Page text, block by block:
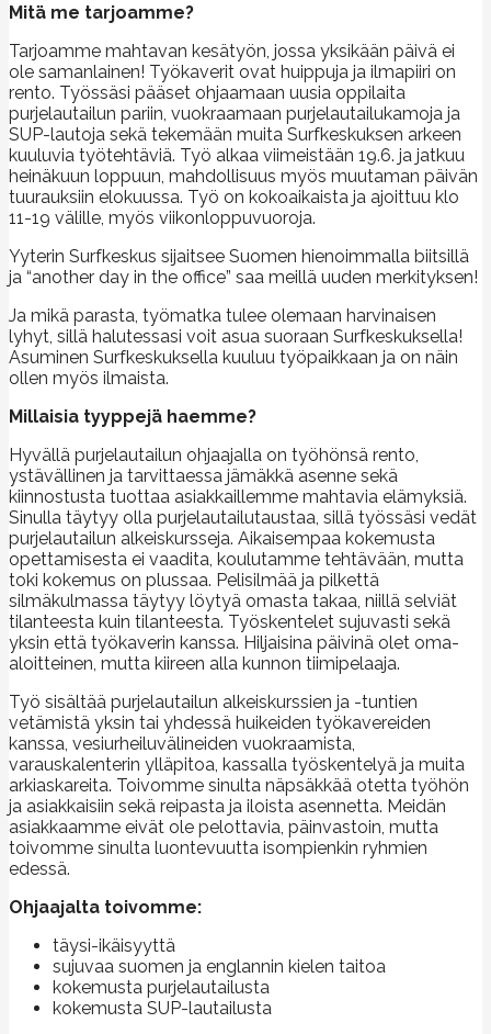
Mitä me tarjoamme?
Tarjoamme mahtavan kesätyön, jossa yksikään päivä ei
ole samanlainen! Työkaverit ovat huippuja ja ilmapiiri on
rento. Työssäsi pääset ohjaamaan uusia oppilaita
purjelautailun pariin, vuokraamaan purjelautailukamoja ja
SUP-lautoja sekä tekemään muita Surfkeskuksen arkeen
kuuluvia työtehtäviä. Työ alkaa viimeistään 19.6. ja jatkuu
heinäkuun loppuun, mahdollisuus myös muutaman päivän
tuurauksiin elokuussa. Työ on kokoaikaista ja ajoittuu klo
11-19 välille, myös viikonloppuvuoroja.
Yyterin Surfkeskus sijaitsee Suomen hienoimmalla biitsillä
ja “another day in the office” saa meillä uuden merkityksen!
Ja mikä parasta, työmatka tulee olemaan harvinaisen
lyhyt, sillä halutessasi voit asua suoraan Surfkeskuksella!
Asuminen Surfkeskuksella kuuluu työpaikkaan ja on näin
ollen myös ilmaista.
Millaisia tyyppejä haemme?
Hyvällä purjelautailun ohjaajalla on työhönsä rento,
ystävällinen ja tarvittaessa jämäkkä asenne sekä
kiinnostusta tuottaa asiakkaillemme mahtavia elämyksiä.
Sinulla täytyy olla purjelautailutaustaa, sillä työssäsi vedät
purjelautailun alkeiskursseja. Aikaisempaa kokemusta
opettamisesta ei vaadita, koulutamme tehtävään, mutta
toki kokemus on plussaa. Pelisilmää ja pilkettä
silmäkulmassa täytyy löytyä omasta takaa, niillä selviät
tilanteesta kuin tilanteesta. Työskentelet sujuvasti sekä
yksin että työkaverin kanssa. Hiljaisina päivinä olet oma-
aloitteinen, mutta kiireen alla kunnon tiimipelaaja.
Työ sisältää purjelautailun alkeiskurssien ja -tuntien
vetämistä yksin tai yhdessä huikeiden työkavereiden
kanssa, vesiurheiluvälineiden vuokraamista,
varauskalenterin ylläpitoa, kassalla työskentelyä ja muita
arkiaskareita. Toivomme sinulta näpsäkkää otetta työhön
ja asiakkaisiin sekä reipasta ja iloista asennetta. Meidän
asiakkaamme eivät ole pelottavia, päinvastoin, mutta
toivomme sinulta luontevuutta isompienkin ryhmien
edessä.
Ohjaajalta toivomme:
täysi-ikäisyyttä
sujuvaa suomen ja englannin kielen taitoa
kokemusta purjelautailusta
kokemusta SUP-lautailusta